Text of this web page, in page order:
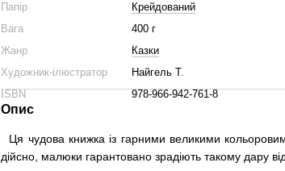
Папір
Крейдований
Вага
400 г
Жанр
Казки
Художник-ілюстратор
Найгель Т.
ISBN
978-966-942-761-8
Опис
Ця чудова книжка із гарними великими
дійсно, малюки гарантовано зрадіють такому дару